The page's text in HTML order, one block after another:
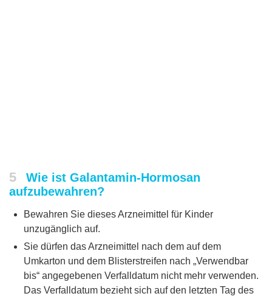
5
Wie ist Galantamin-Hormosan
aufzubewahren?
Bewahren Sie dieses Arzneimittel für Kinder
unzugänglich auf.
Sie dürfen das Arzneimittel nach dem auf dem
Umkarton und dem Blisterstreifen nach „Verwendbar
bis“ angegebenen Verfalldatum nicht mehr verwenden.
Das Verfalldatum bezieht sich auf den letzten Tag des